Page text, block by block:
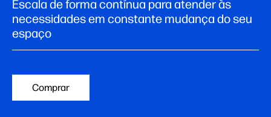
Escala de forma contínua para atender às
necessidades em constante mudança do seu
espaço
Comprar